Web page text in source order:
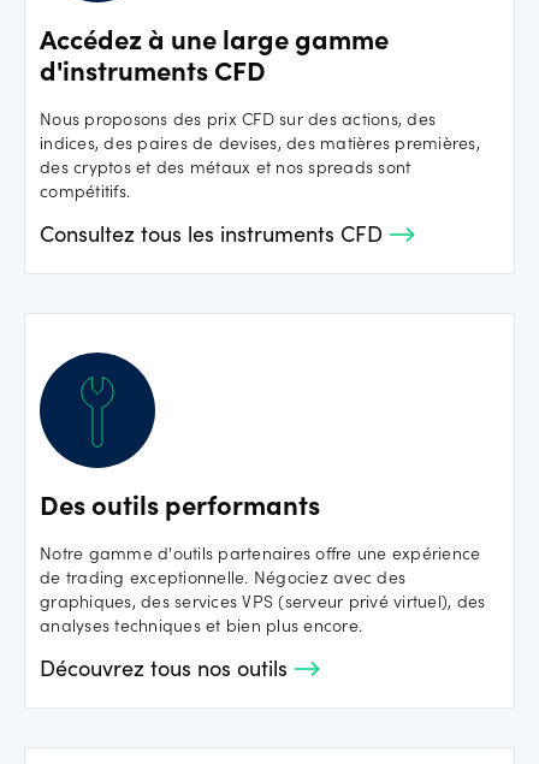
Accédez à une large gamme
d'instruments CFD
Nous proposons des prix CFD sur des actions, des
indices, des paires de devises, des matières premières,
des cryptos et des métaux et nos spreads sont
compétitifs.
Consultez tous les instruments CFD
Des outils performants
Notre gamme d'outils partenaires offre une expérience
de trading exceptionnelle. Négociez avec des
graphiques, des services VPS (serveur privé virtuel), des
analyses techniques et bien plus encore.
Découvrez tous nos outils